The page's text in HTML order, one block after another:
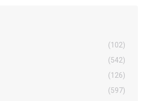
(102)
(542)
(126)
(597)